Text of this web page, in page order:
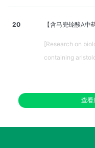
20 【含马兜铃酸A中
[Research on
containing
查看